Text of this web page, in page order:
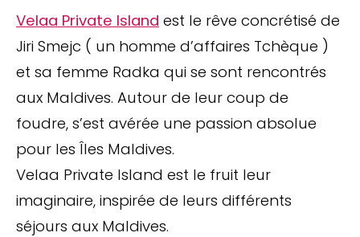
Velaa Private Island est le rêve concrétisé de
Jiri Smejc ( un homme d’affaires Tchèque )
et sa femme Radka qui se sont rencontrés
aux Maldives. Autour de leur coup de
foudre, s’est avérée une passion absolue
pour les Îles Maldives.
Velaa Private Island est le fruit leur
imaginaire, inspirée de leurs différents
séjours aux Maldives.